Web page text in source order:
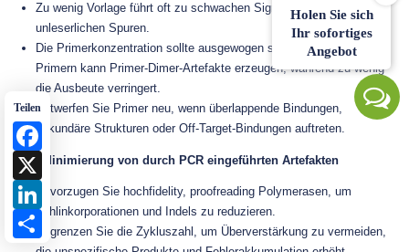
Holen Sie sich
Ihr sofortiges
Angebot
Zu wenig Vorlage führt oft zu schwachen Signalen oder
unleserlichen Spuren.
Die Primerkonzentration sollte ausgewogen sein – ein Übermaß an
Primern kann Primer-Dimer-Artefakte erzeugen, während zu wenig
die Ausbeute verringert.
Entwerfen Sie Primer neu, wenn überlappende Bindungen,
sekundäre Strukturen oder Off-Target-Bindungen auftreten.
7.3. Minimierung von durch PCR eingeführten Artefakten
Bevorzugen Sie hochfidelity, proofreading Polymerasen, um
Fehlinkorporationen und Indels zu reduzieren.
Begrenzen Sie die Zykluszahl, um Überverstärkung zu vermeiden,
Teilen
Facebook
LinkedIn
Share